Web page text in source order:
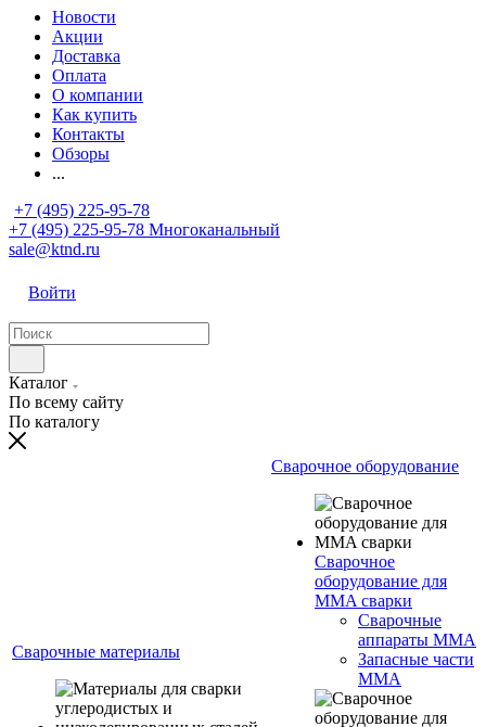
Новости
Акции
Доставка
Оплата
О компании
Как купить
Контакты
Обзоры
...
+7 (495) 225-95-78
+7 (495) 225-95-78 Многоканальный
sale@ktnd.ru
Войти
Каталог
По всему сайту
По каталогу
Сварочные материалы
Сварочное оборудование
Сварочное
оборудование для
MMA сварки
Сварочные
аппараты MMA
Запасные части
MMA